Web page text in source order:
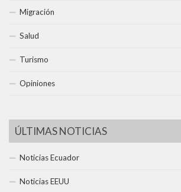
Migración
Salud
Turismo
Opiniones
ÚLTIMAS NOTICIAS
Noticias Ecuador
Noticias EEUU